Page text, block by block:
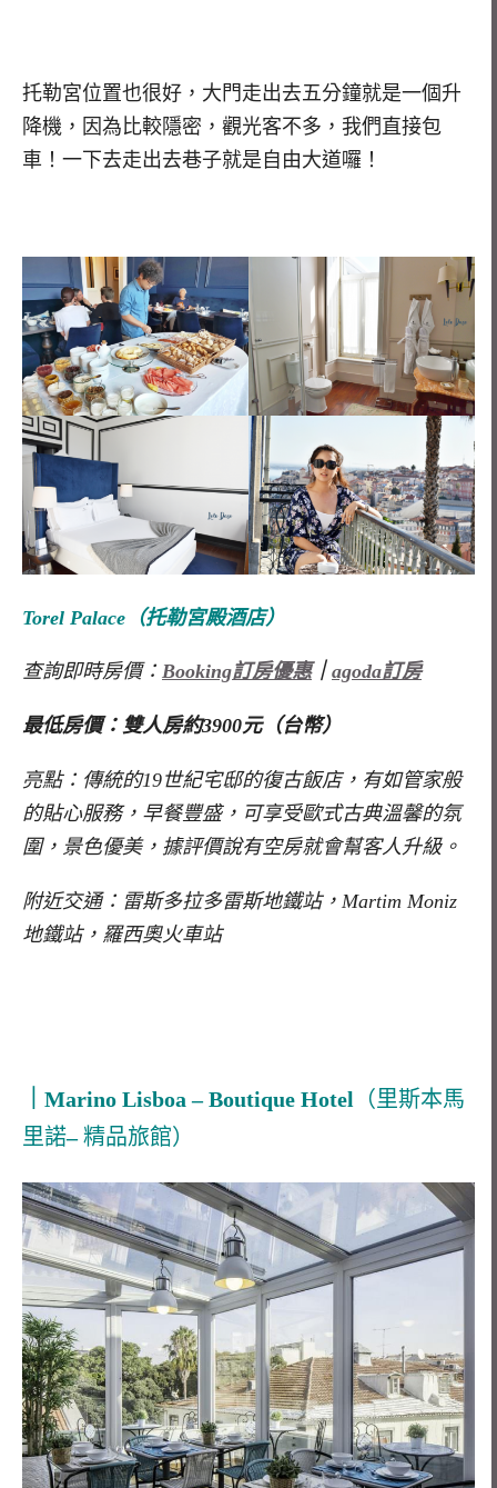
托勒宮位置也很好，大門走出去五分鐘就是一個升
降機，因為比較隱密，觀光客不多，我們直接包
車！一下去走出去巷子就是自由大道囉！
Torel Palace （托勒宮殿酒店）
查詢即時房價： Booking訂房優惠｜ agoda訂房
最低房價：雙人房約3900元（台幣）
亮點：傳統的19世紀宅邸的復古飯店，有如管家般
的貼心服務，早餐豐盛，可享受歐式古典溫馨的氛
圍，景色優美，據評價說有空房就會幫客人升級。
附近交通：雷斯多拉多雷斯地鐵站，Martim Moniz
地鐵站，羅西奧火車站
｜Marino Lisboa – Boutique Hotel （里斯本馬
里諾–精品旅館）